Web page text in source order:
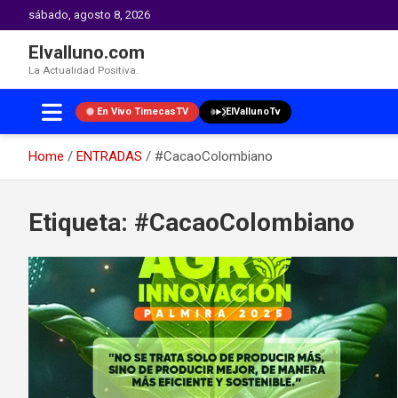
sábado, agosto 8, 2026
Elvalluno.com
La Actualidad Positiva.
En Vivo TimecasTV ElVallunoTv
Home ENTRADAS
#CacaoColombiano
contentEtiqueta: #CacaoColombiano